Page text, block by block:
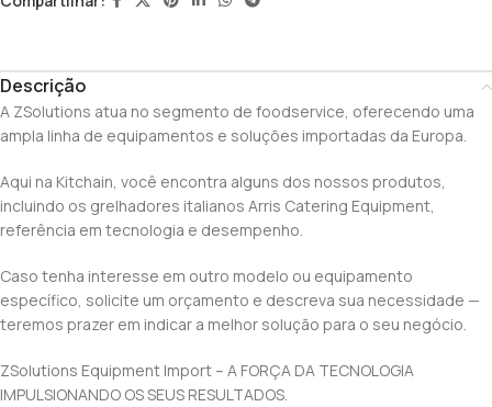
Descrição
A ZSolutions atua no segmento de foodservice, oferecendo uma
ampla linha de equipamentos e soluções importadas da Europa.
Aqui na Kitchain, você encontra alguns dos nossos produtos,
incluindo os grelhadores italianos Arris Catering Equipment,
referência em tecnologia e desempenho.
Caso tenha interesse em outro modelo ou equipamento
específico, solicite um orçamento e descreva sua necessidade —
teremos prazer em indicar a melhor solução para o seu negócio.
ZSolutions Equipment Import – A FORÇA DA TECNOLOGIA
IMPULSIONANDO OS SEUS RESULTADOS.